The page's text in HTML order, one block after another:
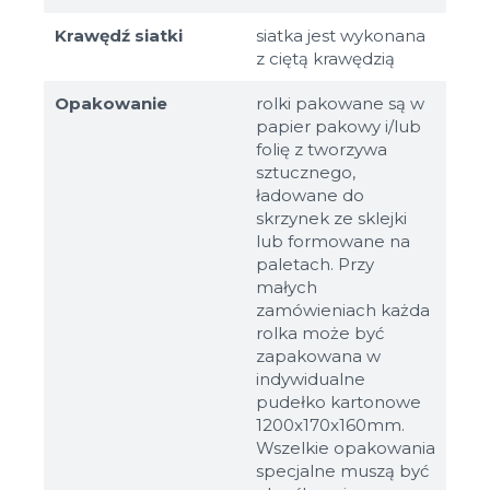
Krawędź siatki
siatka jest wykonana
z ciętą krawędzią
Opakowanie
rolki pakowane są w
papier pakowy i/lub
folię z tworzywa
sztucznego,
ładowane do
skrzynek ze sklejki
lub formowane na
paletach. Przy
małych
zamówieniach każda
rolka może być
zapakowana w
indywidualne
pudełko kartonowe
1200x170x160mm.
Wszelkie opakowania
specjalne muszą być